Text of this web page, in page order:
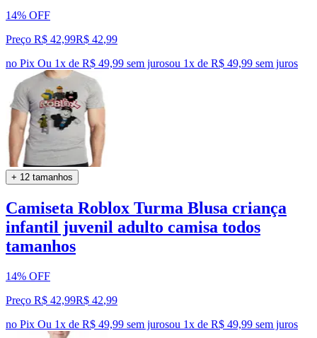
14% OFF
Preço R$ 42,99R$ 42,99
no Pix Ou 1x de R$ 49,99 sem jurosou 1x de R$ 49,99 sem juros
+ 12 tamanhos
Camiseta Roblox Turma Blusa criança
infantil juvenil adulto camisa todos
tamanhos
14% OFF
Preço R$ 42,99R$ 42,99
no Pix Ou 1x de R$ 49,99 sem jurosou 1x de R$ 49,99 sem juros